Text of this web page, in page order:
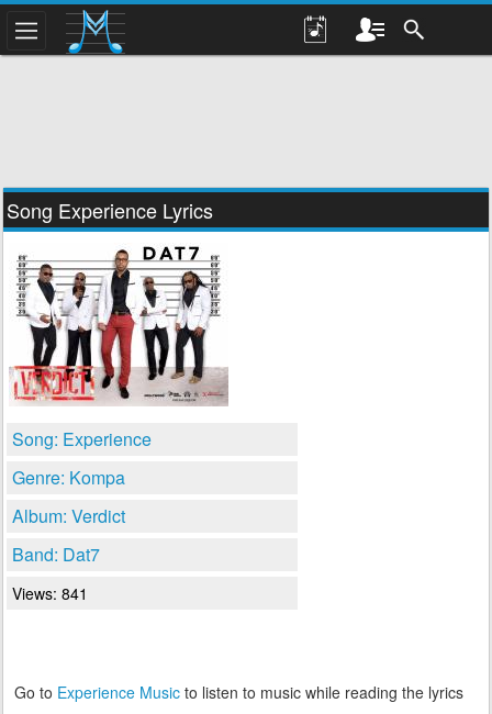
Song Experience Lyrics
Song: Experience
Genre: Kompa
Album: Verdict
Band: Dat7
Views: 841
Go to Experience Music to listen to music while reading the lyrics